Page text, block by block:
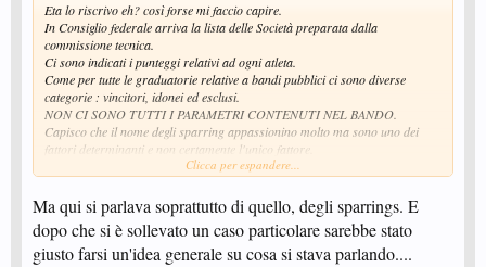
Eta lo riscrivo eh? così forse mi faccio capire.
In Consiglio federale arriva la lista delle Società preparata dalla
commissione tecnica.
Ci sono indicati i punteggi relativi ad ogni atleta.
Come per tutte le graduatorie relative a bandi pubblici ci sono diverse
categorie : vincitori, idonei ed esclusi.
NON CI SONO TUTTI I PARAMETRI CONTENUTI NEL BANDO.
Capisco che il nome degli sparring appassionino molto ma sono uno dei
fattori determinanti e non certamente l'unico fattore.
Faccio un esempio : se si dichiarano allenamenti con una disponibilità
disponibilità, i successivi controlli determineranno la non erogazione del
contributo allaSocietà.
E' solo un esempio ma per chiarire che non è solo lo sparring l'elemento
determinante per la erogazione del contributo.
Clicca per espandere...
Ma qui si parlava soprattutto di quello, degli sparrings. E
dopo che si è sollevato un caso particolare sarebbe stato
giusto farsi un'idea generale su cosa si stava parlando....